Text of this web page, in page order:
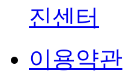
이용약관